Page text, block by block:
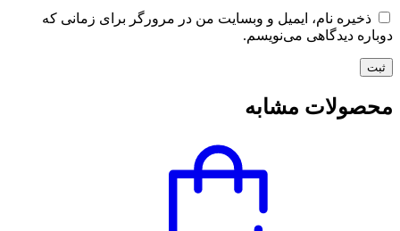
ذخیره نام، ایمیل و وبسایت من در مرورگر برای زمانی که
دوباره دیدگاهی می‌نویسم.
محصولات مشابه